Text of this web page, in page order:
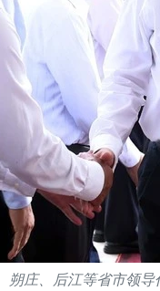
朔庄、后江等省市领